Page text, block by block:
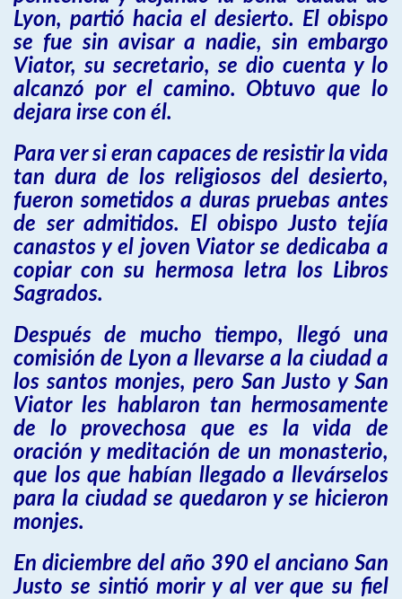
Lyon, partió hacia el desierto. El obispo
se fue sin avisar a nadie, sin embargo
Viator, su secretario, se dio cuenta y lo
alcanzó por el camino. Obtuvo que lo
dejara irse con él.
Para ver si eran capaces de resistir la vida
tan dura de los religiosos del desierto,
fueron sometidos a duras pruebas antes
de ser admitidos. El obispo Justo tejía
canastos y el joven Viator se dedicaba a
copiar con su hermosa letra los Libros
Sagrados.
Después de mucho tiempo, llegó una
comisión de Lyon a llevarse a la ciudad a
los santos monjes, pero San Justo y San
Viator les hablaron tan hermosamente
de lo provechosa que es la vida de
oración y meditación de un monasterio,
que los que habían llegado a llevárselos
para la ciudad se quedaron y se hicieron
monjes.
En diciembre del año 390 el anciano San
Justo se sintió morir y al ver que su fiel